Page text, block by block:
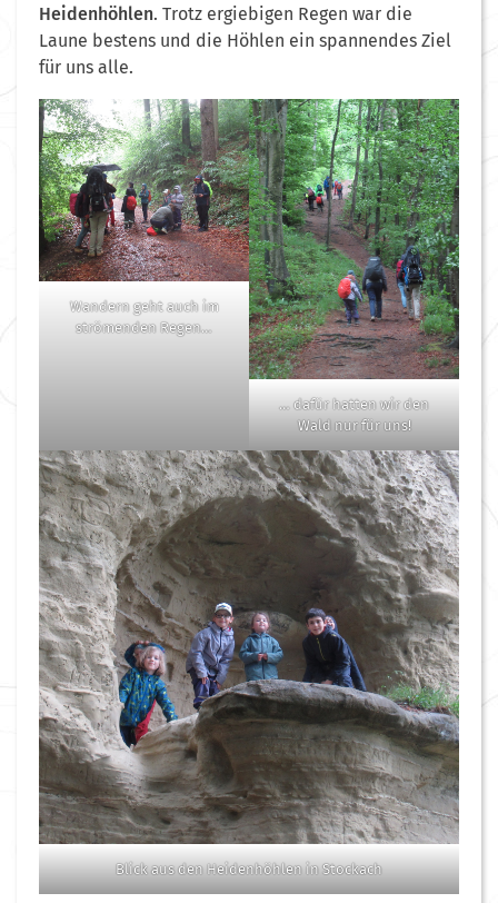
Heidenhöhlen. Trotz ergiebigen Regen war die
Laune bestens und die Höhlen ein spannendes Ziel
für uns alle.
Wandern geht auch im
strömenden Regen…
… dafür hatten wir den
Wald nur für uns!
Blick aus den Heidenhöhlen in Stockach